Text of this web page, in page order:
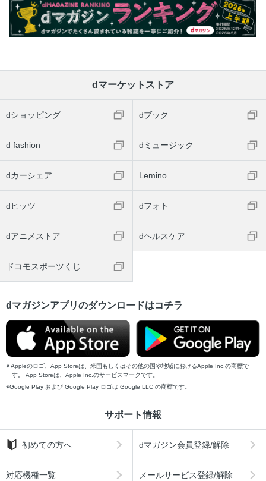
dマーケットストア
dショッピング dブック
d fashion dミュージック
dカーシェア Lemino
dヒッツ dフォト
dアニメストア dヘルスケア
ドコモスポーツくじ
dマガジンアプリのダウンロードはコチラ
Appleのロゴ、App Storeは、米国もしくはその他の国や地域におけるApple Inc.の商標で
す。 App Storeは、Apple Inc.のサービスマークです。
Google Play および Google Play ロゴは Google LLC の商標です。
サポート情報
初めての方へ dマガジン会員登録/解除
対応機種一覧 メールサービス登録/解除